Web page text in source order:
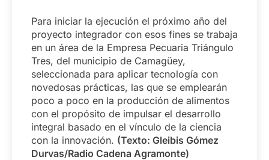
Para iniciar la ejecución el próximo año del
proyecto integrador con esos fines se trabaja
en un área de la Empresa Pecuaria Triángulo
Tres, del municipio de Camagüey,
seleccionada para aplicar tecnología con
novedosas prácticas, las que se emplearán
poco a poco en la producción de alimentos
con el propósito de impulsar el desarrollo
integral basado en el vínculo de la ciencia
con la innovación. (Texto: Gleibis Gómez
Durvas/Radio Cadena Agramonte)